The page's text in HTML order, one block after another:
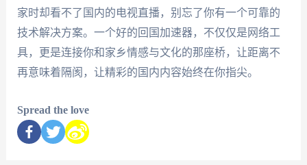
家时却看不了国内的电视直播，别忘了你有一个可靠的
技术解决方案。一个好的回国加速器，不仅仅是网络工
具，更是连接你和家乡情感与文化的那座桥，让距离不
再意味着隔阂，让精彩的国内内容始终在你指尖。
Spread the love